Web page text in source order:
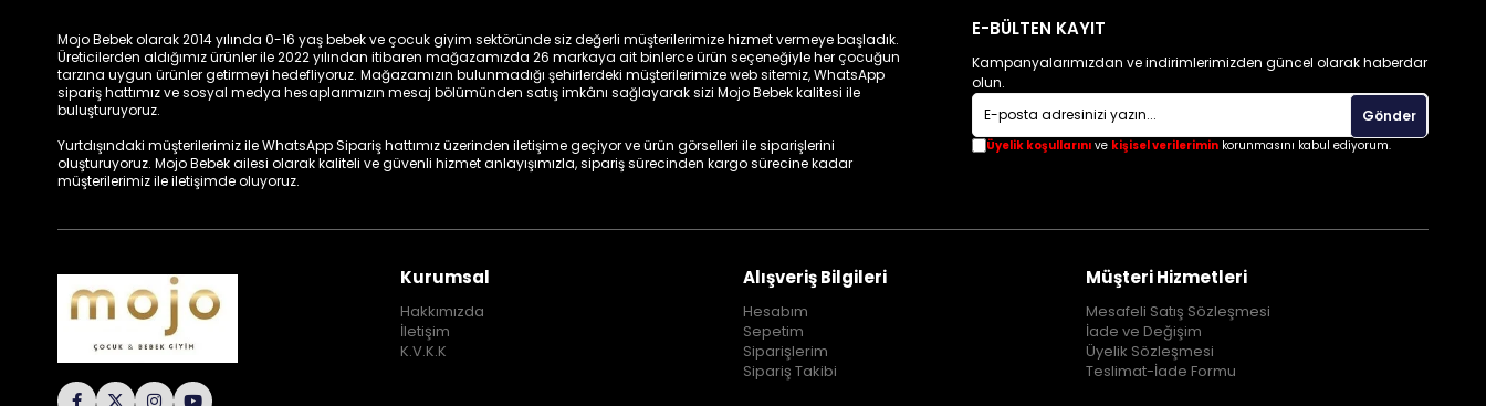
Mojo Bebek olarak 2014 yılında 0-16 yaş bebek ve çocuk giyim sektöründe siz değerli müşterilerimize hizmet vermeye başladık.
Üreticilerden aldığımız ürünler ile 2022 yılından itibaren mağazamızda 26 markaya ait binlerce ürün seçeneğiyle her çocuğun
tarzına uygun ürünler getirmeyi hedefliyoruz. Mağazamızın bulunmadığı şehirlerdeki müşterilerimize web sitemiz, WhatsApp
sipariş hattımız ve sosyal medya hesaplarımızın mesaj bölümünden satış imkânı sağlayarak sizi Mojo Bebek kalitesi ile
buluşturuyoruz.
Yurtdışındaki müşterilerimiz ile WhatsApp Sipariş hattımız üzerinden iletişime geçiyor ve ürün görselleri ile siparişlerini
oluşturuyoruz. Mojo Bebek ailesi olarak kaliteli ve güvenli hizmet anlayışımızla, sipariş sürecinden kargo sürecine kadar
müşterilerimiz ile iletişimde oluyoruz.
E-BÜLTEN KAYIT
Kampanyalarımızdan ve indirimlerimizden güncel olarak haberdar
olun.
Gönder
Üyelik koşullarınıve kişisel verileriminkorunmasını kabul ediyorum.
Kurumsal
Hakkımızda
İletişim
K.V.K.K
Alışveriş Bilgileri
Hesabım
Sepetim
Siparişlerim
Sipariş Takibi
Müşteri Hizmetleri
Mesafeli Satış Sözleşmesi
İade ve Değişim
Üyelik Sözleşmesi
Teslimat-İade Formu